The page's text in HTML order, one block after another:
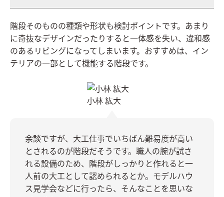
階段そのものの種類や形状も検討ポイントです。あまり
に奇抜なデザインだったりすると一体感を失い、違和感
のあるリビングになってしまいます。おすすめは、イン
テリアの一部として機能する階段です。
小林 紘大
余談ですが、大工仕事でいちばん難易度が高い
とされるのが階段だそうです。職人の腕が試さ
れる設備のため、階段がしっかりと作れると一
人前の大工として認められるとか。モデルハウ
ス見学会などに行ったら、そんなことを思いな